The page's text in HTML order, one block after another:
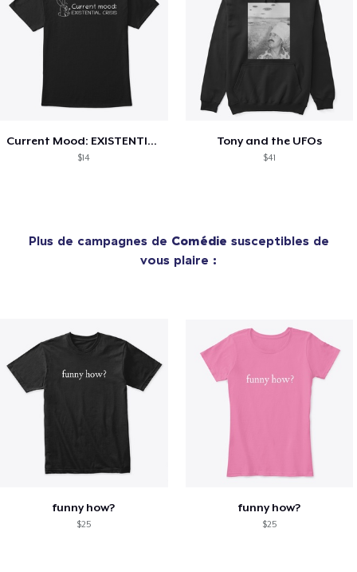
Current Mood: EXISTENTIAL CRISIS
$14
Tony and the UFOs
$41
Plus de campagnes de Comédie susceptibles de
vous plaire :
funny how?
$25
funny how?
$25